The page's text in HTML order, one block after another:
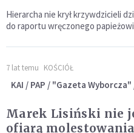
Hierarcha nie krył krzywdzicieli
do raportu wręczonego
7 lat temu KOŚCIÓŁ
KAI / PAP / "Gazeta
Marek Lisiński nie
ofiarą